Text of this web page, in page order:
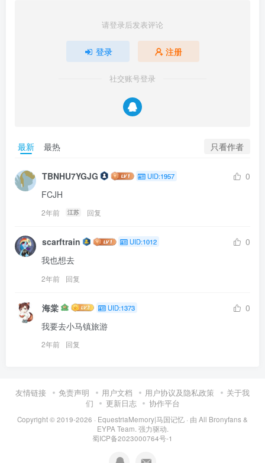
请登录后发表评论
登录 注册
社交账号登录
最新 最热 只看作者
TBNHU7YGJG UID:1957
0
FCJH
2年前 江苏 回复
scarftrain UID:1012
0
我也想去
2年前 回复
海棠 UID:1373
0
我要去小马镇旅游
2年前 回复
友情链接 免责声明 用户文档 用户协议及隐私政策
关于我
们
更新日志 协作平台
Copyright © 2019-2026 · EquestriaMemory|马国记忆 · 由 All Bronyfans &
EYPA Team. 强力驱动.
蜀ICP备2023000764号-1